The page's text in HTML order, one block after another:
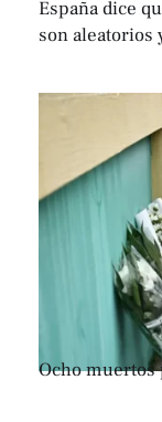
España dice
son aleatorios
Ocho muertos